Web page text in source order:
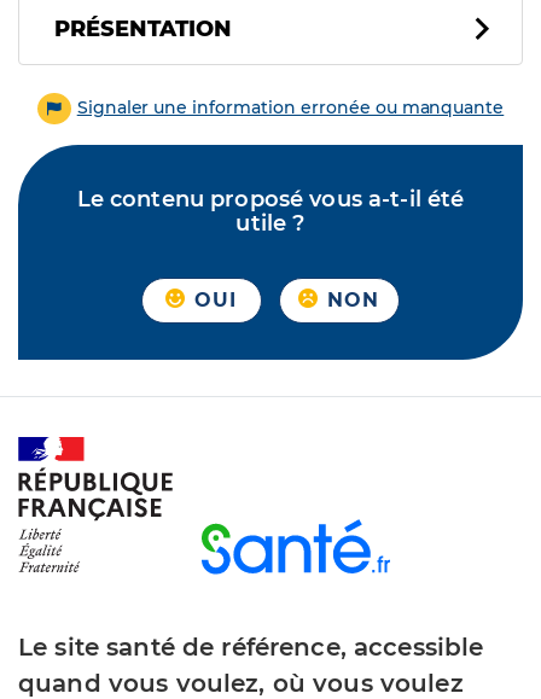
PRÉSENTATION
Signaler une information erronée ou manquante
Le contenu proposé vous a-t-il été
utile ?
OUI NON
Le site santé de référence, accessible
quand vous voulez, où vous voulez